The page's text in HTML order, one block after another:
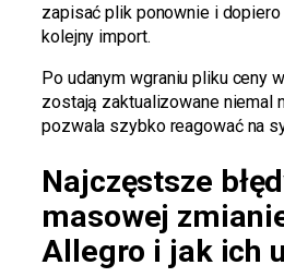
zapisać plik ponownie i
kolejny import.
Po udanym wgraniu pliku ceny
zostają zaktualizowane niemal
pozwala szybko reagować na
Najczęstsze
masowej
Allegro i jak ich